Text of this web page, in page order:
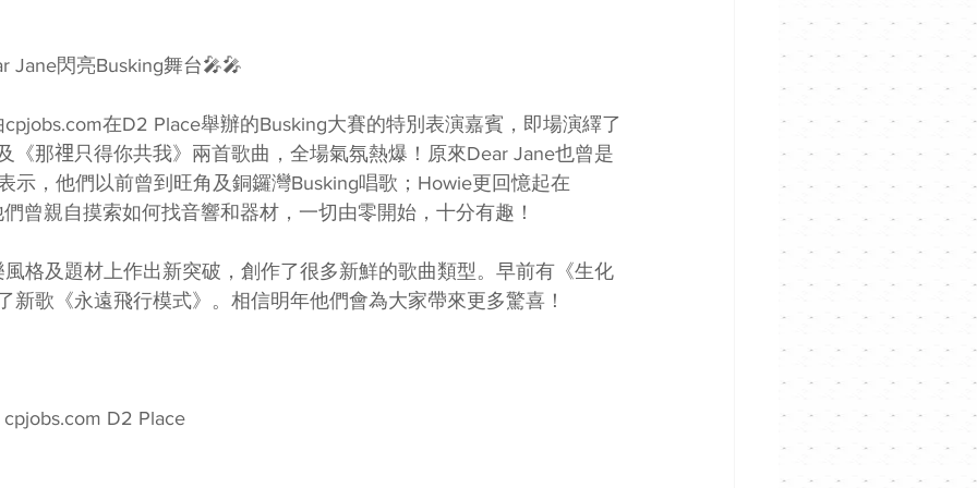
Jane閃亮Busking舞台🎤🎤
在D2 Place舉辦的Busking大賽的特別表演嘉賓，即場演繹了
《那𥚃只得你共我》兩首歌曲，全場氣氛熱爆！原來Dear Jane也曾是
示，他們以前曾到旺角及銅鑼灣Busking唱歌；Howie更回憶起在
曾親自摸索如何找音響和器材，一切由零開始，十分有趣！
格及題材上作出新突破，創作了很多新鮮的歌曲類型。早前有《生化
新歌《永遠飛行模式》。相信明年他們會為大家帶來更多驚喜！
D2 Place